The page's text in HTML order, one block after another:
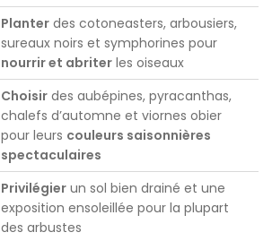
Planter des cotoneasters, arbousiers,
sureaux noirs et symphorines pour
nourrir et abriter les oiseaux
Choisir des aubépines, pyracanthas,
chalefs d’automne et viornes obier
pour leurs couleurs saisonnières
spectaculaires
Privilégier un sol bien drainé et une
exposition ensoleillée pour la plupart
des arbustes